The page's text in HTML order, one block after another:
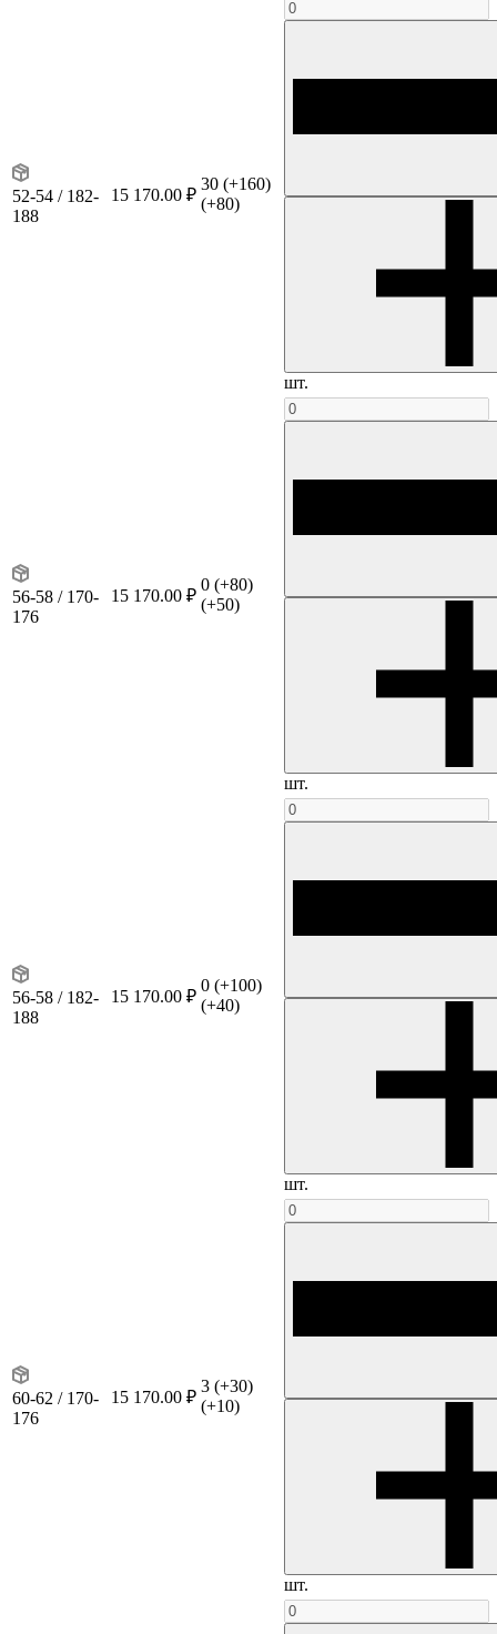
52-54 / 182-
188
15 170.00 ₽
30 (+160)
(+80)
шт.
56-58 / 170-
176
15 170.00 ₽
0 (+80)
(+50)
шт.
56-58 / 182-
188
15 170.00 ₽
0 (+100)
(+40)
шт.
60-62 / 170-
176
15 170.00 ₽
3 (+30)
(+10)
шт.